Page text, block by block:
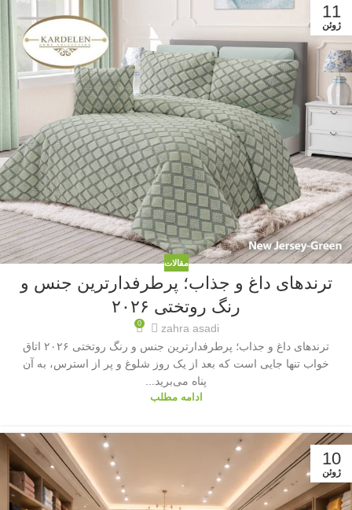
11
ژوئن
مقالات
ترندهای داغ و جذاب؛ پرطرفدارترین جنس و
رنگ روتختی ۲۰۲۶
zahra asadi
0
ترندهای داغ و جذاب؛ پرطرفدارترین جنس و رنگ روتختی ۲۰۲۶ اتاق
خواب تنها جایی است که بعد از یک روز شلوغ و پر از استرس، به آن
پناه می‌برید...
ادامه مطلب
10
ژوئن